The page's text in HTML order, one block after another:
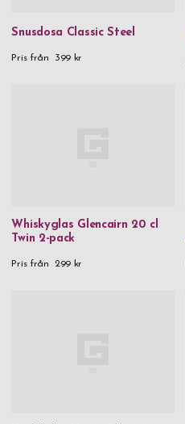
Snusdosa Classic Steel
Pris från 399 kr
Whiskyglas Glencairn 20 cl
Twin 2-pack
Pris från 299 kr